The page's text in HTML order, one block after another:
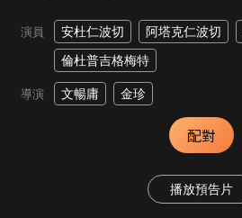
演員 安杜仁波切 阿塔克仁波切
倫杜普吉格梅特
導演 文暢庸 金珍
配對
播放預告片